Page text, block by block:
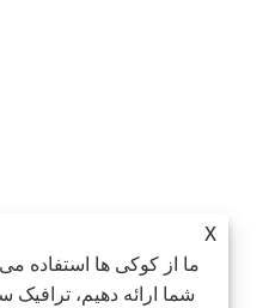
X
ما از کوکی ها استفاده
شما ارائه دهیم، ترافیک